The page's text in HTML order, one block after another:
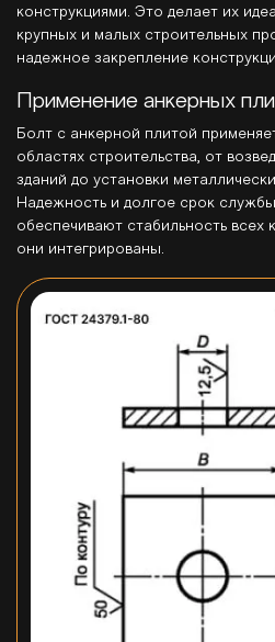
конструкциями. Это делает их
крупных и малых строительных
надежное закрепление
Применение анкерных
Болт с анкерной плитой
областях строительства, от
зданий до установки
Надежность и долгое срок
обеспечивают стабильность всех
они интегрированы.